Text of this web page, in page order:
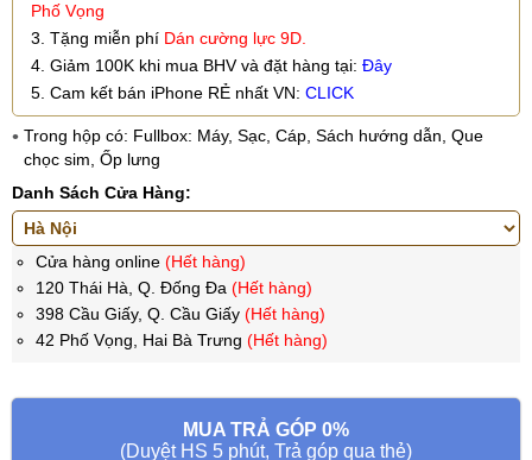
Phố Vọng
3. Tặng miễn phí Dán cường lực 9D.
4. Giảm 100K khi mua BHV và đặt hàng tại: Đây
5. Cam kết bán iPhone RẺ nhất VN: CLICK
Trong hộp có: Fullbox: Máy, Sạc, Cáp, Sách hướng dẫn, Que
chọc sim, Ốp lưng
Danh Sách Cửa Hàng:
Cửa hàng online (Hết hàng)
120 Thái Hà, Q. Đống Đa (Hết hàng)
398 Cầu Giấy, Q. Cầu Giấy (Hết hàng)
42 Phố Vọng, Hai Bà Trưng (Hết hàng)
MUA TRẢ GÓP 0%
(Duyệt HS 5 phút, Trả góp qua thẻ)